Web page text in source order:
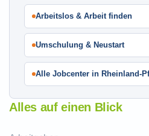
Arbeitslos & Arbeit finden
Umschulung & Neustart
Alle Jobcenter in Rheinland-
Alles auf einen Blick